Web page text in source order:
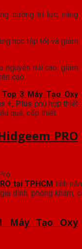
cường trí lực, nâng
học tập tốt và giảm
nguyên núi cao: giảm
cao.
Top 3 Máy Tạo Oxy
+, Plus phù hợp thiết
quả, cấp thiết.
PRO
tại TPHCM tính
đình, phòng khám,
Máy Tạo Oxy